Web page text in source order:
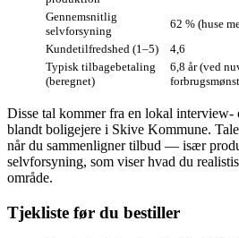
Gennemsnitlig
selvforsyning
62 % (huse
Kunde­tilfredshed (1–5)
4,6
Typisk tilbagebetaling
(beregnet)
6,8 år (ved
Disse tal kommer fra en lokal interview‑
blandt boligejere i Skive Kommune.
når du sammenligner tilbud — især
selvforsyning, som viser hvad du
område.
Tjekliste før du bestiller